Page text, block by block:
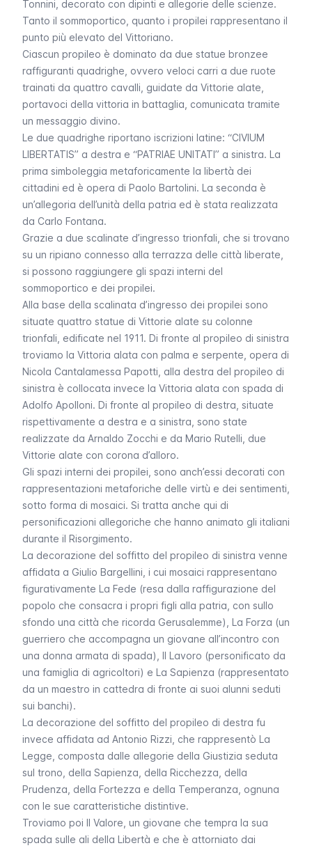
Tonnini, decorato con dipinti e allegorie delle scienze.
Tanto il sommoportico, quanto i propilei rappresentano il
punto più elevato del Vittoriano.
Ciascun propileo è dominato da due statue bronzee
raffiguranti quadrighe, ovvero veloci carri a due ruote
trainati da quattro cavalli, guidate da Vittorie alate,
portavoci della vittoria in battaglia, comunicata tramite
un messaggio divino.
Le due quadrighe riportano iscrizioni latine: “CIVIUM
LIBERTATIS” a destra e “PATRIAE UNITATI” a sinistra. La
prima simboleggia metaforicamente la libertà dei
cittadini ed è opera di Paolo Bartolini. La seconda è
un’allegoria dell’unità della patria ed è stata realizzata
da Carlo Fontana.
Grazie a due scalinate d’ingresso trionfali, che si trovano
su un ripiano connesso alla terrazza delle città liberate,
si possono raggiungere gli spazi interni del
sommoportico e dei propilei.
Alla base della scalinata d’ingresso dei propilei sono
situate quattro statue di Vittorie alate su colonne
trionfali, edificate nel 1911. Di fronte al propileo di sinistra
troviamo la Vittoria alata con palma e serpente, opera di
Nicola Cantalamessa Papotti, alla destra del propileo di
sinistra è collocata invece la Vittoria alata con spada di
Adolfo Apolloni. Di fronte al propileo di destra, situate
rispettivamente a destra e a sinistra, sono state
realizzate da Arnaldo Zocchi e da Mario Rutelli, due
Vittorie alate con corona d’alloro.
Gli spazi interni dei propilei, sono anch’essi decorati con
rappresentazioni metaforiche delle virtù e dei sentimenti,
sotto forma di mosaici. Si tratta anche qui di
personificazioni allegoriche che hanno animato gli italiani
durante il Risorgimento.
La decorazione del soffitto del propileo di sinistra venne
affidata a Giulio Bargellini, i cui mosaici rappresentano
figurativamente La Fede (resa dalla raffigurazione del
popolo che consacra i propri figli alla patria, con sullo
sfondo una città che ricorda Gerusalemme), La Forza (un
guerriero che accompagna un giovane all’incontro con
una donna armata di spada), Il Lavoro (personificato da
una famiglia di agricoltori) e La Sapienza (rappresentato
da un maestro in cattedra di fronte ai suoi alunni seduti
sui banchi).
La decorazione del soffitto del propileo di destra fu
invece affidata ad Antonio Rizzi, che rappresentò La
Legge , composta dalle allegorie della Giustizia seduta
sul trono, della Sapienza , della Ricchezza , della
Prudenza , della Fortezza e della Temperanza , ognuna
con le sue caratteristiche distintive.
Troviamo poi Il Valore , un giovane che tempra la sua
spada sulle ali della Libertà e che è attorniato dai